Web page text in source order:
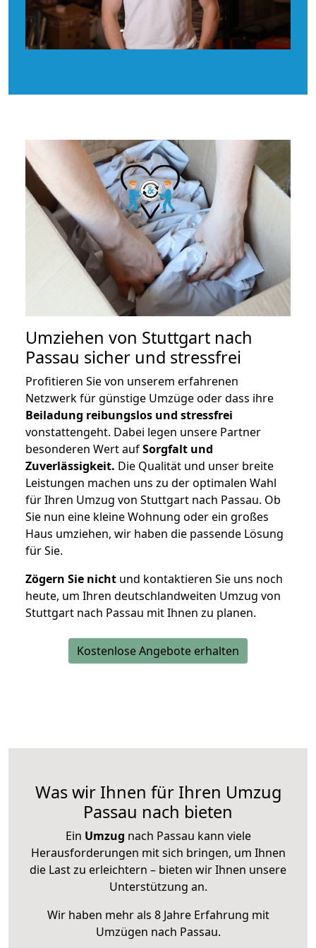
Umziehen von Stuttgart nach
Passau sicher und stressfrei
Profitieren Sie von unserem erfahrenen
Netzwerk für günstige Umzüge oder dass ihre
Beiladung reibungslos und stressfrei
vonstattengeht. Dabei legen unsere Partner
besonderen Wert aufSorgfalt und
Zuverlässigkeit. Die Qualität und unser breite
Leistungen machen uns zu der optimalen Wahl
für Ihren Umzug von Stuttgart nach Passau. Ob
Sie nun eine kleine Wohnung oder ein großes
Haus umziehen, wir haben die passende Lösung
für Sie.
Zögern Sie nicht und kontaktieren Sie uns noch
heute, um Ihren deutschlandweiten Umzug von
Stuttgart nach Passau mit Ihnen zu planen.
Kostenlose Angebote erhalten
Was wir Ihnen für Ihren Umzug
Passau nach bieten
Ein Umzug nach Passau kann viele
Herausforderungen mit sich bringen, um Ihnen
die Last zu erleichtern – bieten wir Ihnen unsere
Unterstützung an.
Wir haben mehr als 8 Jahre Erfahrung mit
Umzügen nach Passau.